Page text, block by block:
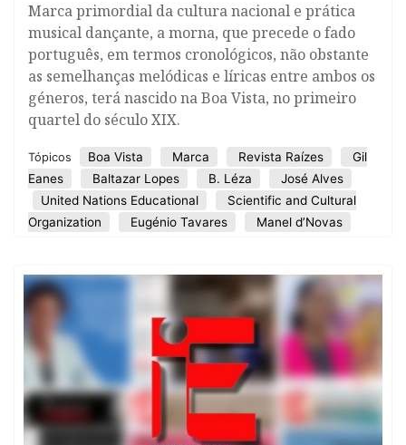
Marca primordial da cultura nacional e prática
musical dançante, a morna, que precede o fado
português, em termos cronológicos, não obstante
as semelhanças melódicas e líricas entre ambos os
géneros, terá nascido na Boa Vista, no primeiro
quartel do século XIX.
Tópicos Boa Vista Marca Revista Raízes
Gil
Eanes
Baltazar Lopes B. Léza
José Alves
United Nations Educational
Scientific and Cultural
Organization
Eugénio Tavares Manel d’Novas